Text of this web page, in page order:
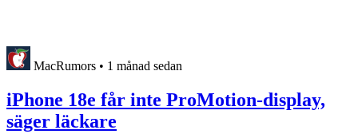
MacRumors • 1 månad sedan
iPhone 18e får inte ProMotion-display,
säger läckare